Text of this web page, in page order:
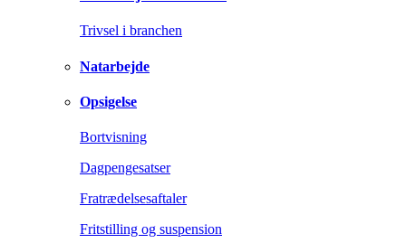
Trivsel i branchen
Natarbejde
Opsigelse
Bortvisning
Dagpengesatser
Fratrædelsesaftaler
Fritstilling og suspension